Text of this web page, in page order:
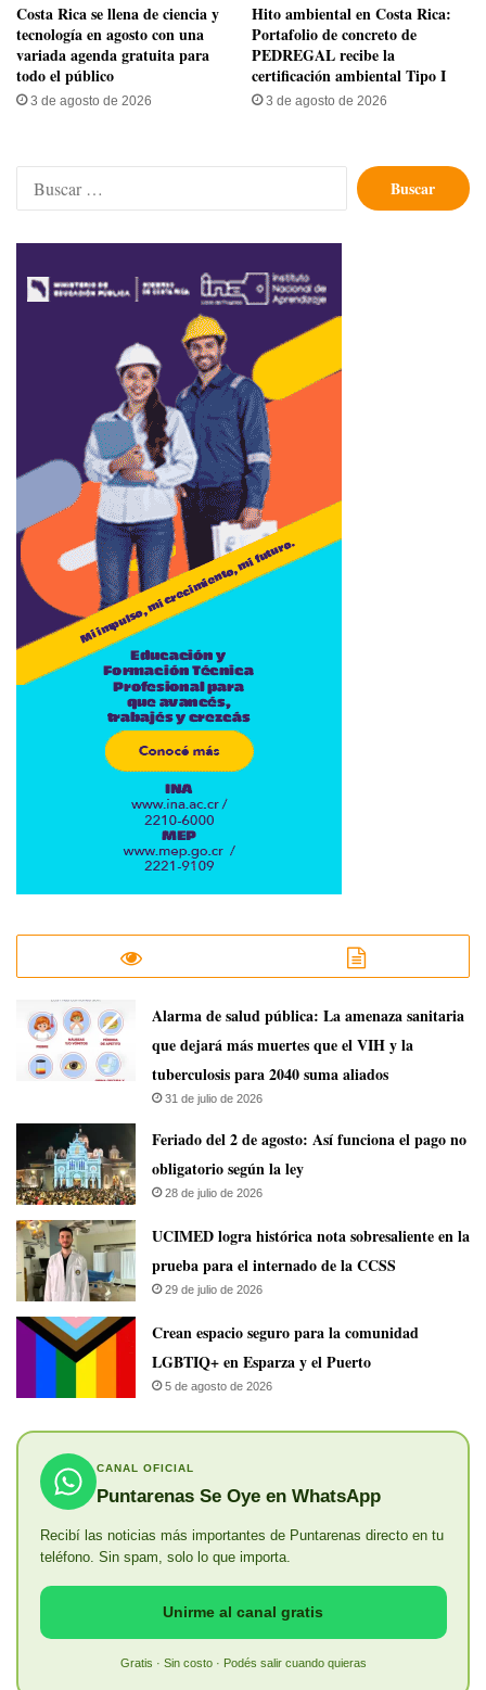
​Costa Rica se llena de ciencia y
tecnología en agosto con una
variada agenda gratuita para
todo el público
3 de agosto de 2026
Hito ambiental en Costa Rica:
Portafolio de concreto de
PEDREGAL recibe la
certificación ambiental Tipo I
3 de agosto de 2026
Buscar:
​Alarma de salud pública: La amenaza sanitaria
que dejará más muertes que el VIH y la
tuberculosis para 2040 suma aliados
31 de julio de 2026
Feriado del 2 de agosto: Así funciona el pago no
obligatorio según la ley
28 de julio de 2026
UCIMED logra histórica nota sobresaliente en la
prueba para el internado de la CCSS
29 de julio de 2026
Crean espacio seguro para la comunidad
LGBTIQ+ en Esparza y el Puerto
5 de agosto de 2026
CANAL OFICIAL
Puntarenas Se Oye en WhatsApp
Recibí las noticias más importantes de Puntarenas directo en tu
teléfono. Sin spam, solo lo que importa.
Unirme al canal gratis
Gratis · Sin costo · Podés salir cuando quieras